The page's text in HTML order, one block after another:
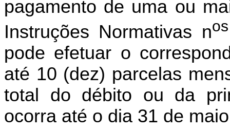
pagamento de uma ou
Instruções Normativas nos
pode efetuar o
até 10 (dez) parcelas
total do débito ou da
ocorra até o dia 31 de